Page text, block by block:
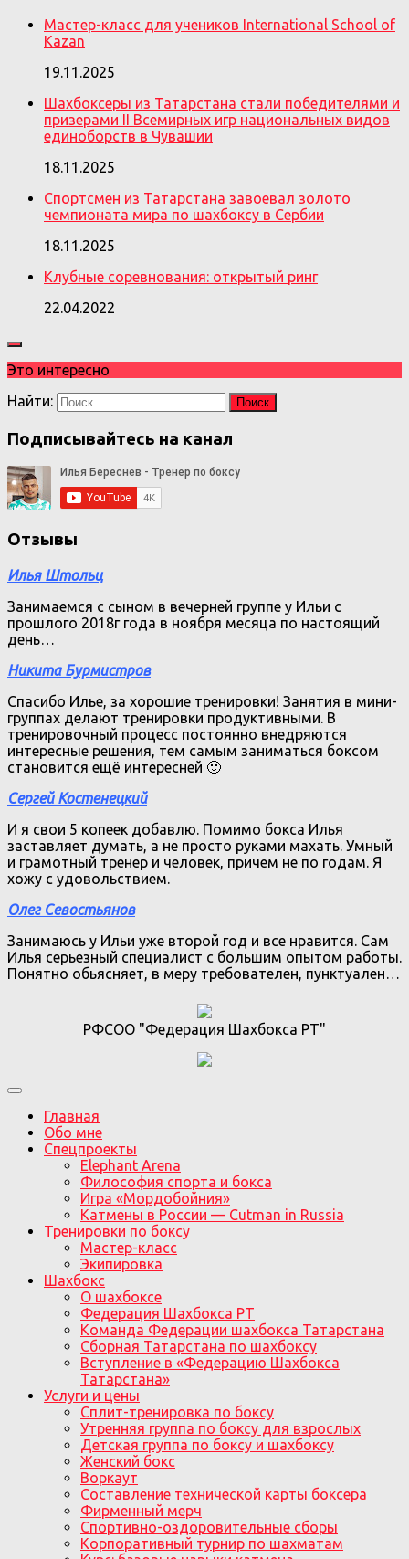
Мастер-класс для учеников International School of
Kazan
19.11.2025
Шахбоксеры из Татарстана стали победителями и
призерами II Всемирных игр национальных видов
единоборств в Чувашии
18.11.2025
Спортсмен из Татарстана завоевал золото
чемпионата мира по шахбоксу в Сербии
18.11.2025
Клубные соревнования: открытый ринг
22.04.2022
Это интересно
Найти:
Подписывайтесь на канал
Отзывы
Илья Штольц
Занимаемся с сыном в вечерней группе у Ильи с
прошлого 2018г года в ноября месяца по настоящий
день…
Никита Бурмистров
Спасибо Илье, за хорошие тренировки! Занятия в мини-
группах делают тренировки продуктивными. В
тренировочный процесс постоянно внедряются
интересные решения, тем самым заниматься боксом
становится ещё интересней 🙂
Сергей Костенецкий
И я свои 5 копеек добавлю. Помимо бокса Илья
заставляет думать, а не просто руками махать. Умный
и грамотный тренер и человек, причем не по годам. Я
хожу с удовольствием.
Олег Севостьянов
Занимаюсь у Ильи уже второй год и все нравится. Сам
Илья серьезный специалист с большим опытом работы.
Понятно обьясняет, в меру требователен, пунктуален…
РФСОО "Федерация Шахбокса РТ"
Главная
Обо мне
Спецпроекты
Elephant Arena
Философия спорта и бокса
Игра «Мордобойния»
Катмены в России — Cutman in Russia
Тренировки по боксу
Мастер-класс
Экипировка
Шахбокс
О шахбоксе
Федерация Шахбокса РТ
Команда Федерации шахбокса Татарстана
Сборная Татарстана по шахбоксу
Вступление в «Федерацию Шахбокса
Татарстана»
Услуги и цены
Сплит-тренировка по боксу
Утренняя группа по боксу для взрослых
Детская группа по боксу и шахбоксу
Женский бокс
Воркаут
Составление технической карты боксера
Фирменный мерч
Спортивно-оздоровительные сборы
Корпоративный турнир по шахматам